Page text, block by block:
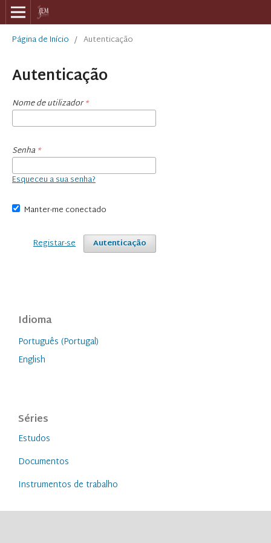
Página de Início / Autenticação
Autenticação
Nome de utilizador*
Senha *
Esqueceu a sua senha?
Manter-me conectado
Autenticação
Registar-se
Idioma
Português (Portugal)
English
Séries
Estudos
Documentos
Instrumentos de trabalho